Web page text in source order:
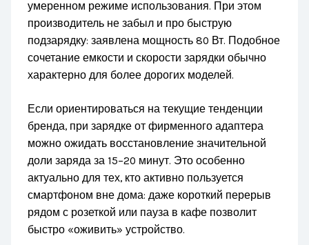
умеренном режиме использования. При этом
производитель не забыл и про быструю
подзарядку: заявлена мощность 80 Вт. Подобное
сочетание емкости и скорости зарядки обычно
характерно для более дорогих моделей.
Если ориентироваться на текущие тенденции
бренда, при зарядке от фирменного адаптера
можно ожидать восстановление значительной
доли заряда за 15–20 минут. Это особенно
актуально для тех, кто активно пользуется
смартфоном вне дома: даже короткий перерыв
рядом с розеткой или пауза в кафе позволит
быстро «оживить» устройство.